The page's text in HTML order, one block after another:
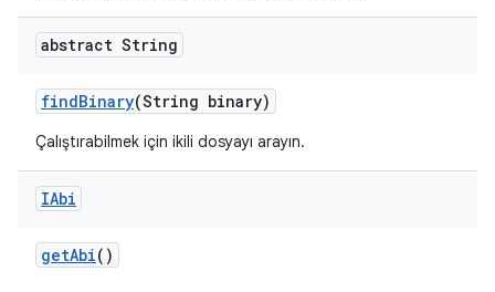
abstract String
findBinary(String binary)
Çalıştırabilmek için ikili dosyayı arayın.
IAbi
getAbi()